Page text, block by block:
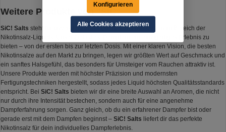
Weitere Produkte von "SIC"
SiC! Salts steht für unvergleichliche Qualität und Innovation im Bereich der
Nikotinsalz-Liquids. Unser Ziel ist es, Dampfern ein einzigartiges Erlebnis zu
bieten – von der ersten bis zur letzten Dosis. Mit einer klaren Vision, die besten
Nikotinsalze auf den Markt zu bringen, legen wir größten Wert auf Geschmack und
ein sanftes Halsgefühl, das besonders für Umsteiger vom Rauchen attraktiv ist.
Unsere Produkte werden mit höchster Präzision und modernsten
Fertigungstechniken hergestellt, sodass jedes Liquid höchsten Qualitätsstandards
entspricht. Bei SiC! Salts bieten wir dir eine breite Auswahl an Aromen, die nicht
nur durch ihre Intensität bestechen, sondern auch für eine angenehme
Dampferfahrung sorgen. Ganz gleich, ob du ein erfahrener Dampfer bist oder
gerade erst mit dem Dampfen beginnst – SiC! Salts liefert dir das perfekte
Nikotinsalz für dein individuelles Dampferlebnis.
Konfigurieren
Alle Cookies akzeptieren